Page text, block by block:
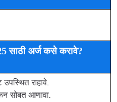
अर्ज कसे करावे?
राहावे.
सोबत आणावा.